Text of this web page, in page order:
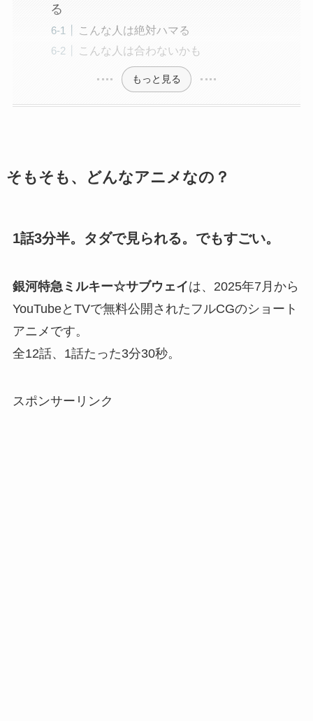
る
こんな人は絶対ハマる
こんな人は合わないかも
もっと見る
そもそも、どんなアニメなの？
1話3分半。タダで見られる。でもすごい。
銀河特急ミルキー☆サブウェイは、2025年7月から
YouTubeとTVで無料公開されたフルCGのショート
アニメです。
全12話、1話たった3分30秒。
スポンサーリンク